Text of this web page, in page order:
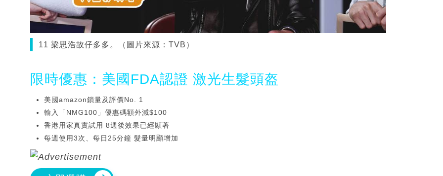
11 梁思浩故仔多多。（圖片來源：TVB）
限時優惠：美國FDA認證 激光生髮頭盔
美國amazon鎖量及評價No. 1
輸入「NMG100」優惠碼額外減$100
香港用家真實試用 8週後效果已經顯著
每週使用3次、每日25分鐘 髮量明顯增加